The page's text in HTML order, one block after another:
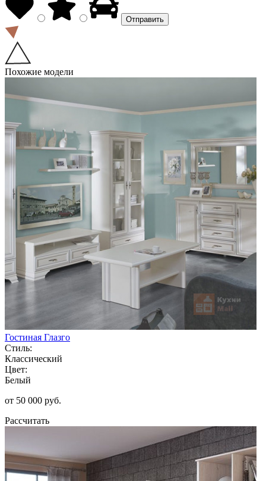
Похожие модели
Гостиная Глазго
Стиль:
Классический
Цвет:
Белый
от 50 000 руб.
Рассчитать